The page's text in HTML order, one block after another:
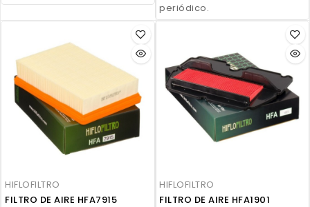
periódico.
HIFLOFILTRO
FILTRO DE AIRE HFA7915
HIFLOFILTRO
FILTRO DE AIRE HFA1901